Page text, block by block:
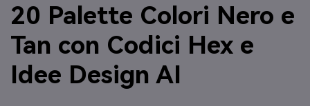
20 Palette Colori Nero e
Tan con Codici Hex e
Idee Design AI